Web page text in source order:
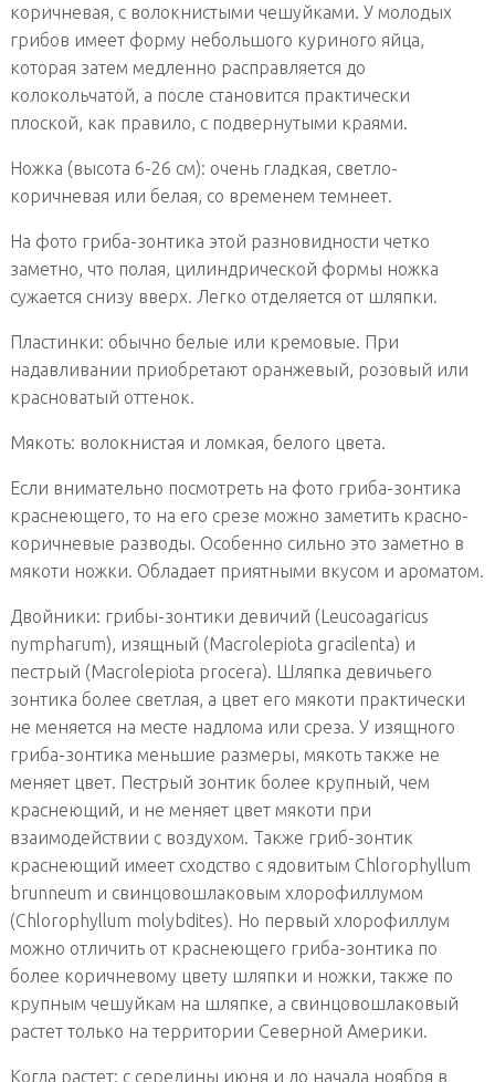
коричневая, с волокнистыми чешуйками. У молодых
грибов имеет форму небольшого куриного яйца,
которая затем медленно расправляется до
колокольчатой, а после становится практически
плоской, как правило, с подвернутыми краями.
Ножка (высота 6-26 см): очень гладкая, светло-
коричневая или белая, со временем темнеет.
На фото гриба-зонтика этой разновидности четко
заметно, что полая, цилиндрической формы ножка
сужается снизу вверх. Легко отделяется от шляпки.
Пластинки: обычно белые или кремовые. При
надавливании приобретают оранжевый, розовый или
красноватый оттенок.
Мякоть: волокнистая и ломкая, белого цвета.
Если внимательно посмотреть на фото гриба-зонтика
краснеющего, то на его срезе можно заметить красно-
коричневые разводы. Особенно сильно это заметно в
мякоти ножки. Обладает приятными вкусом и ароматом.
Двойники: грибы-зонтики девичий (Leucoagaricus
nympharum), изящный (Macrolepiota gracilenta) и
пестрый (Macrolepiota procera). Шляпка девичьего
зонтика более светлая, а цвет его мякоти практически
не меняется на месте надлома или среза. У изящного
гриба-зонтика меньшие размеры, мякоть также не
меняет цвет. Пестрый зонтик более крупный, чем
краснеющий, и не меняет цвет мякоти при
взаимодействии с воздухом. Также гриб-зонтик
краснеющий имеет сходство с ядовитым Chlorophyllum
brunneum и свинцовошлаковым хлорофиллумом
(Chlorophyllum molybdites). Но первый хлорофиллум
можно отличить от краснеющего гриба-зонтика по
более коричневому цвету шляпки и ножки, также по
крупным чешуйкам на шляпке, а свинцовошлаковый
растет только на территории Северной Америки.
Когда растет: с середины июня и до начала ноября в